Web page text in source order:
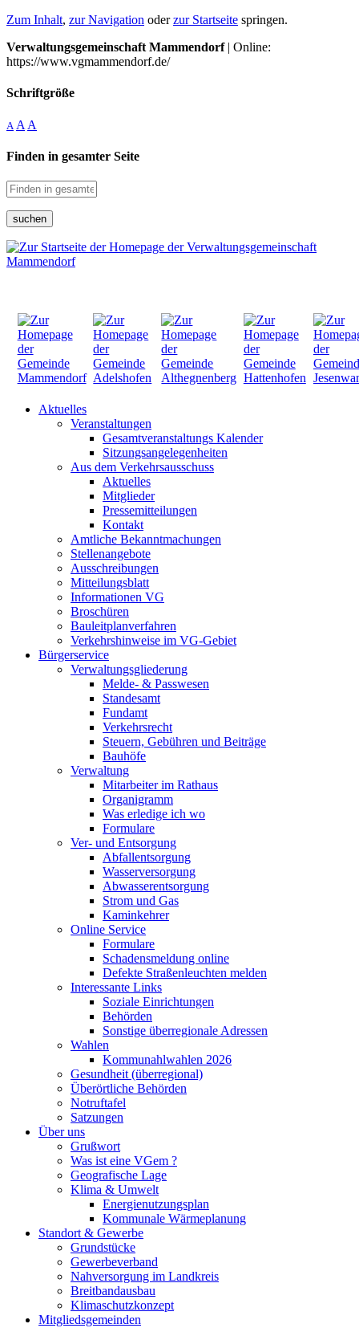
Zum Inhalt, zur Navigation oderzur Startseite springen.
Verwaltungsgemeinschaft Mammendorf| Online:
https://www.vgmammendorf.de/
Schriftgröße
A A A
Finden in gesamter Seite
suchen
Aktuelles
Veranstaltungen
Gesamtveranstaltungs Kalender
Sitzungsangelegenheiten
Aus dem Verkehrsausschuss
Aktuelles
Mitglieder
Pressemitteilungen
Kontakt
Amtliche Bekanntmachungen
Stellenangebote
Ausschreibungen
Mitteilungsblatt
Informationen VG
Broschüren
Bauleitplanverfahren
Verkehrshinweise im VG-Gebiet
Bürgerservice
Verwaltungsgliederung
Melde- & Passwesen
Standesamt
Fundamt
Verkehrsrecht
Steuern, Gebühren und Beiträge
Bauhöfe
Verwaltung
Mitarbeiter im Rathaus
Organigramm
Was erledige ich wo
Formulare
Ver- und Entsorgung
Abfallentsorgung
Wasserversorgung
Abwasserentsorgung
Strom und Gas
Kaminkehrer
Online Service
Formulare
Schadensmeldung online
Defekte Straßenleuchten melden
Interessante Links
Soziale Einrichtungen
Behörden
Sonstige überregionale Adressen
Wahlen
Kommunahlwahlen 2026
Gesundheit (überregional)
Überörtliche Behörden
Notruftafel
Satzungen
Über uns
Grußwort
Was ist eine VGem ?
Geografische Lage
Klima & Umwelt
Energienutzungsplan
Kommunale Wärmeplanung
Standort & Gewerbe
Grundstücke
Gewerbeverband
Nahversorgung im Landkreis
Breitbandausbau
Klimaschutzkonzept
Mitgliedsgemeinden